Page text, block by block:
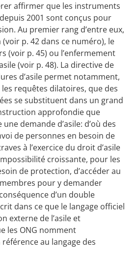
affirmer que les instruments
2001 sont conçus pour
Au premier rang d’entre eux,
p. 42 dans ce numéro), le
(voir p. 45) ou l’enfermement
(voir p. 48). La directive de
d’asile permet notamment,
requêtes dilatoires, que des
se substituent dans un grand
approfondie que
demande d’asile: d’où des
de personnes en besoin de
à l’exercice du droit d’asile
croissante, pour les
de protection, d’accéder au
pour y demander
d’un double
dans ce que le langage officiel
externe de l’asile et
les ONG nomment
au langage des